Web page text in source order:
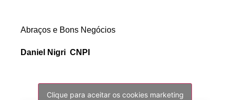
Abraços e Bons Negócios
Daniel Nigri CNPI
Clique para aceitar os cookies marketing